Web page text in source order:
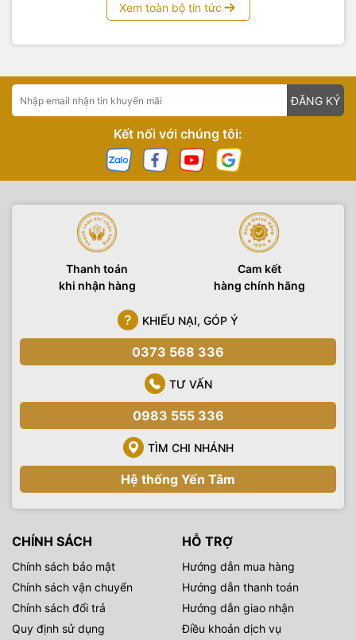
Xem toàn bộ tin tức
ĐĂNG KÝ
Kết nối với chúng tôi:
Thanh toán
khi nhận hàng
Cam kết
hàng chính hãng
KHIẾU NẠI, GÓP Ý
0373 568 336
TƯ VẤN
0983 555 336
TÌM CHI NHÁNH
Hệ thống Yến Tâm
CHÍNH SÁCH
Chính sách bảo mật
Chính sách vận chuyển
Chính sách đổi trả
Quy định sử dụng
HỖ TRỢ
Hướng dẫn mua hàng
Hướng dẫn thanh toán
Hướng dẫn giao nhận
Điều khoản dịch vụ